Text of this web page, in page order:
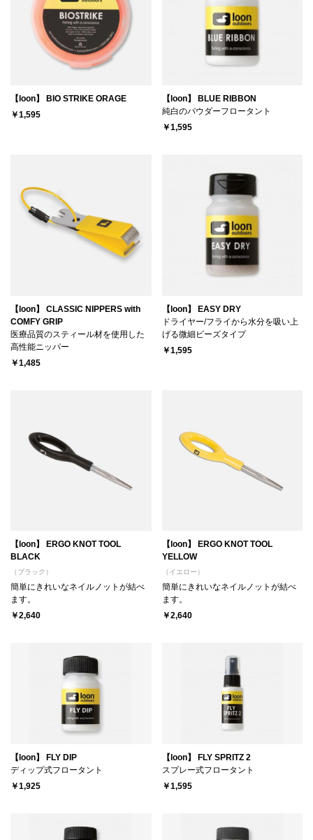
【loon】 BIO STRIKE ORAGE
￥1,595
【loon】 BLUE RIBBON
純白のパウダーフロータント
￥1,595
【loon】 CLASSIC NIPPERS with
COMFY GRIP
医療品質のスティール材を使用した
高性能ニッパー
￥1,485
【loon】 EASY DRY
ドライヤー/フライから水分を吸い上
げる微細ビーズタイプ
￥1,595
【loon】 ERGO KNOT TOOL
BLACK
（ブラック）
簡単にきれいなネイルノットが結べ
ます。
￥2,640
【loon】 ERGO KNOT TOOL
YELLOW
（イエロー）
簡単にきれいなネイルノットが結べ
ます。
￥2,640
【loon】 FLY DIP
ディップ式フロータント
￥1,925
【loon】 FLY SPRITZ 2
スプレー式フロータント
￥1,595